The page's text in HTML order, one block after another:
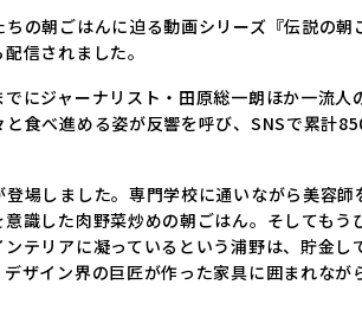
の朝ごはんに迫る動画シリーズ『伝説の朝
信されました。
にジャーナリスト・田原総一朗ほか一流人
食べ進める姿が反響を呼び、SNSで累計
場しました。専門学校に通いながら美容師
識した肉野菜炒めの朝ごはん。そしてもう
テリアに凝っているという浦野は、貯金し
ザイン界の巨匠が作った家具に囲まれなが